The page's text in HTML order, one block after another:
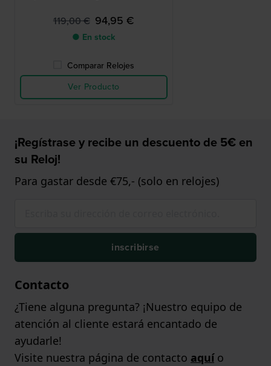
119,00 € 94,95 €
● En stock
Comparar Relojes
Ver Producto
¡Regístrase y recibe un descuento de 5€ en
su Reloj!
Para gastar desde €75,- (solo en relojes)
inscribirse
Contacto
¿Tiene alguna pregunta? ¡Nuestro equipo de
atención al cliente estará encantado de
ayudarle!
Visite nuestra página de contacto aquío